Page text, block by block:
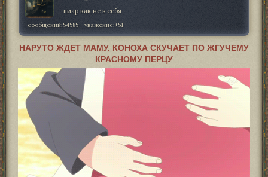
пиар как не в себя
сообщений:54585 уважение:+51
НАРУТО ЖДЕТ МАМУ. КОНОХА СКУЧАЕТ ПО ЖГУЧЕМУ
КРАСНОМУ ПЕРЦУ